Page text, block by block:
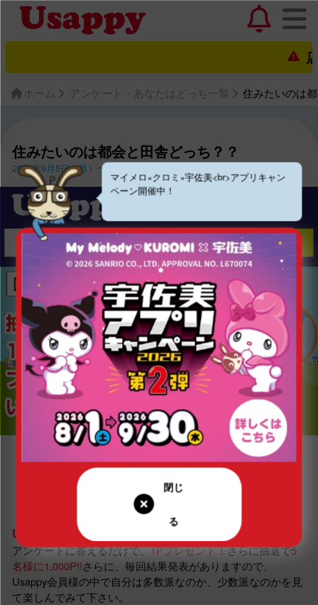
店
ホーム アンケート・あなたはどっち一覧 住みたいのは
住みたいのは都会と田舎どっち？？
2022年9月5日（月）〜2022年9月18日（日）
Usappyあなたはどっち？とは…
アンケートに答えるだけで、1Pプレゼント！さらに抽選で5
名様に1,000P!!さらに、毎回結果発表がありますので、
Usappy会員様の中で自分は多数派なのか、少数派なのかを見
て楽しんでみて下さい。
マイメロ×クロミ×宇佐美<br>アプリキャン
ペーン開催中！